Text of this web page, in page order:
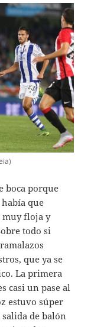
boca porque
que
muy floja y
todo si
que ya se
La primera
casi un pase al
estuvo súper
de balón